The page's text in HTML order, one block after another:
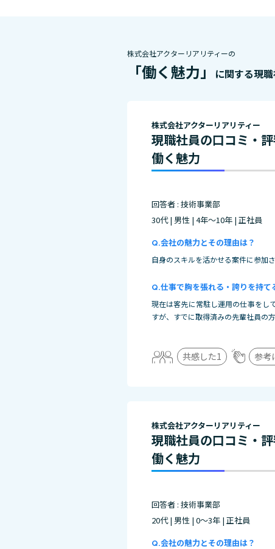
株式会社アクターリアリティーの
「働く魅力」 に関する現
株式会社アクターリアリティー
現職社員の口コミ・
働く魅力
回答者 : 技術事業部
30代 | 男性 | 4年～10年 | 正社員
会社の魅力とその理由は？
自身のスキルを活かせる案件に参加
仕事で胸を張れる・誇りを持て
現在は客先に常駐し運用の仕事をし
すが、すでに取得済みの先輩社員の
共感した1 参考
株式会社アクターリアリティー
現職社員の口コミ・
働く魅力
回答者 : 技術事業部
20代 | 男性 | 0～3年 | 正社員
会社の魅力とその理由は？